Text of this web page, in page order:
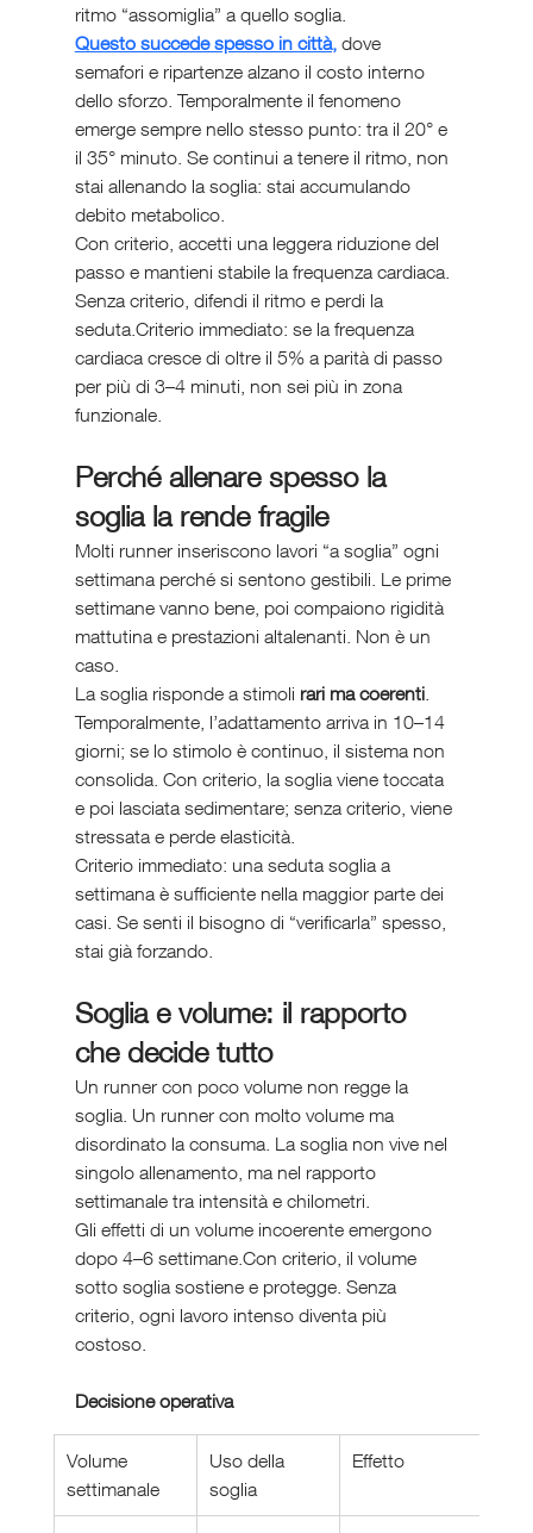
ritmo “assomiglia” a quello soglia.
Questo succede spesso in città, dove
semafori e ripartenze alzano il costo interno
dello sforzo. Temporalmente il fenomeno
emerge sempre nello stesso punto: tra il 20° e
il 35° minuto. Se continui a tenere il ritmo, non
stai allenando la soglia: stai accumulando
debito metabolico.
Con criterio, accetti una leggera riduzione del
passo e mantieni stabile la frequenza cardiaca.
Senza criterio, difendi il ritmo e perdi la
seduta.Criterio immediato: se la frequenza
cardiaca cresce di oltre il 5% a parità di passo
per più di 3–4 minuti, non sei più in zona
funzionale.
Perché allenare spesso la
soglia la rende fragile
Molti runner inseriscono lavori “a soglia” ogni
settimana perché si sentono gestibili. Le prime
settimane vanno bene, poi compaiono rigidità
mattutina e prestazioni altalenanti. Non è un
caso.
La soglia risponde a stimoli rari ma coerenti.
Temporalmente, l’adattamento arriva in 10–14
giorni; se lo stimolo è continuo, il sistema non
consolida. Con criterio, la soglia viene toccata
e poi lasciata sedimentare; senza criterio, viene
stressata e perde elasticità.
Criterio immediato: una seduta soglia a
settimana è sufficiente nella maggior parte dei
casi. Se senti il bisogno di “verificarla” spesso,
stai già forzando.
Soglia e volume: il rapporto
che decide tutto
Un runner con poco volume non regge la
soglia. Un runner con molto volume ma
disordinato la consuma. La soglia non vive nel
singolo allenamento, ma nel rapporto
settimanale tra intensità e chilometri.
Gli effetti di un volume incoerente emergono
dopo 4–6 settimane.Con criterio, il volume
sotto soglia sostiene e protegge. Senza
criterio, ogni lavoro intenso diventa più
costoso.
Decisione operativa
Volume
settimanale
Uso della
soglia
Effetto